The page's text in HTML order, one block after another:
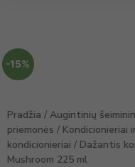
-15%
Pradžia / Augintinių
priemonės / Kondicionieriai
kondicionieriai / Dažantis
Mushroom 225 ml